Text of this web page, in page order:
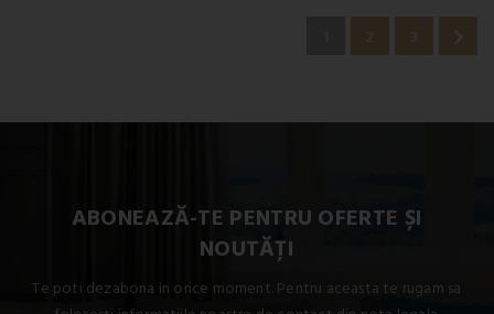
2 3 
ABONEAZĂ-TE PENTRU OFERTE ȘI
NOUTĂȚI
Te poti dezabona in orice moment. Pentru aceasta te rugam sa